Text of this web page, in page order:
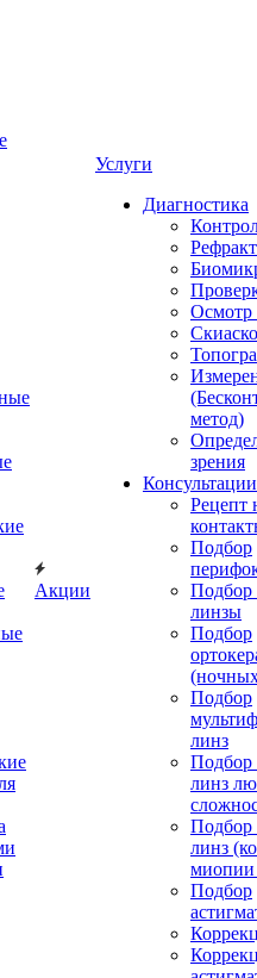
Акции
Услуги
Диагностика
Осмотр
метод)
зрения
Рецепт
Подбор
Подбор
линзы
Подбор
Подбор
линз
Подбор
линз
Подбор
линз
миопии
Подбор